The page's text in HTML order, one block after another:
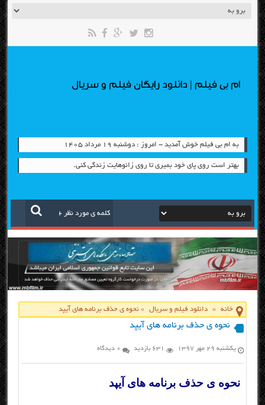
ام بی فیلم | دانلود رایگان فیلم و سریال
به ام بی فیلم خوش آمدید - امروز : دوشنبه ۱۹ مرداد ۱۴۰۵
بهتر است روی پای خود بمیری تا روی زانو‌هایت زندگی کنی.
خانه » دانلود فیلم و سریال »نحوه ی حذف برنامه های آیپد
نحوه ی حذف برنامه های آیپد
یکشنبه ۲۹ مهر ۱۳۹۷ 631 بازدید 0 دیدگاه
نحوه ی حذف برنامه های آیپد